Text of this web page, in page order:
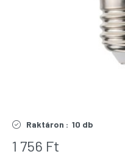
Raktáron : 10 db
1 756 Ft